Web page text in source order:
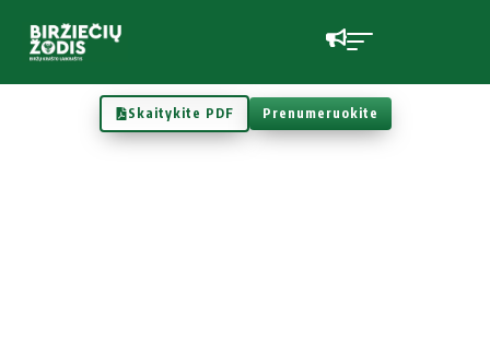
Skaitykite PDF Prenumeruokite